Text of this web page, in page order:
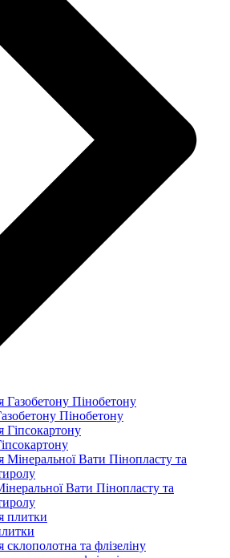
Пінобетону
Вати Пінопласту та